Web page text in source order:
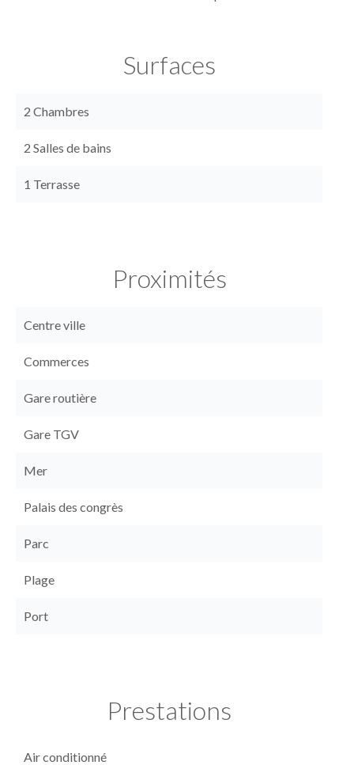
Surfaces
2 Chambres
2 Salles de bains
1 Terrasse
Proximités
Centre ville
Commerces
Gare routière
Gare TGV
Mer
Palais des congrès
Parc
Plage
Port
Prestations
Air conditionné